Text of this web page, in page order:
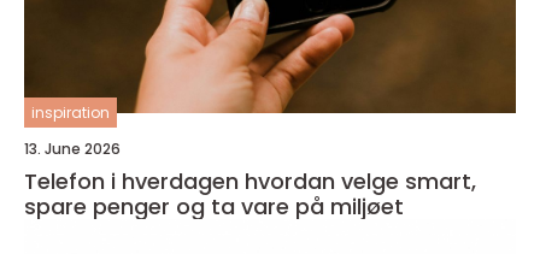
inspiration
13. June 2026
Telefon i hverdagen hvordan velge smart,
spare penger og ta vare på miljøet